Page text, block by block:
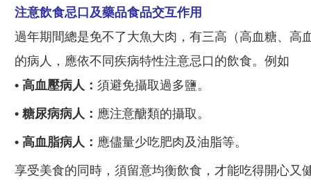
物管理署來為您簡單介紹一些過年用藥的小知識，
讓你開心健康過好年。
注意飲食忌口及藥品食品交互作用
過年期間總是免不了大魚大肉，有三高（高血糖、
高血壓、高血脂）的病人，應依不同疾病特性注意
忌口的飲食。例如